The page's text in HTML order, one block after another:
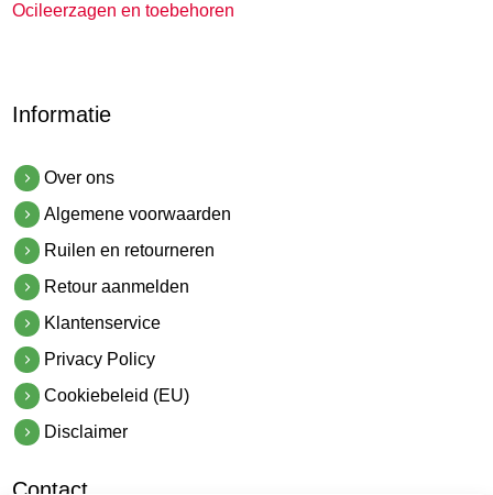
Ocileerzagen en toebehoren
Informatie
Over ons
Algemene voorwaarden
Ruilen en retourneren
Retour aanmelden
Klantenservice
Privacy Policy
Cookiebeleid (EU)
Disclaimer
Contact